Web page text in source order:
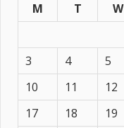
M
T W
3
4 5
10
11 12
17
18 19